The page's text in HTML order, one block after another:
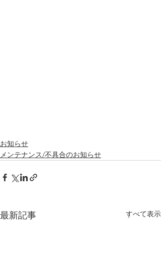
お知らせ
メンテナンス/不具合のお知らせ
最新記事 すべて表示